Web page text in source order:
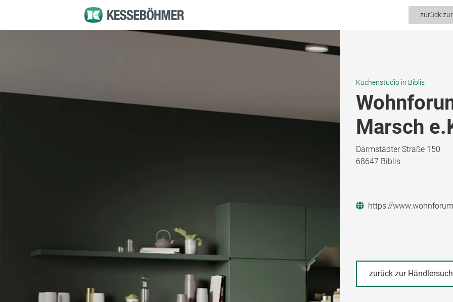
zurück
Küchenstudio in Biblis
Marsch
Darmstädter Straße 150
68647 Biblis
https://
zurück zur